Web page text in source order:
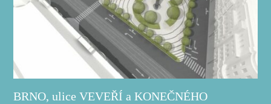
BRNO, ulice VEVEŘÍ a KONEČNÉHO